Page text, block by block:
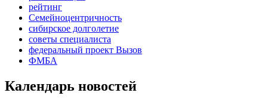
рейтинг
Семейноцентричность
сибирское долголетие
советы специалиста
федеральный проект Вызов
ФМБА
Календарь новостей